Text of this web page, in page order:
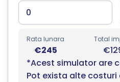
Rata lunara
€245
Total
*Acest simulator are
Pot exista alte